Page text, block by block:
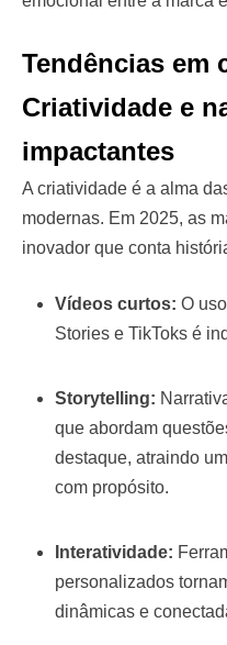
Tendências em
Criatividade e
impactantes
A criatividade é a alma
modernas. Em 2025, as
inovador que conta
Vídeos curtos: O
Stories e TikToks é
Storytelling:
que abordam
destaque, atraindo
com propósito.
Interatividade:
personalizados
dinâmicas e